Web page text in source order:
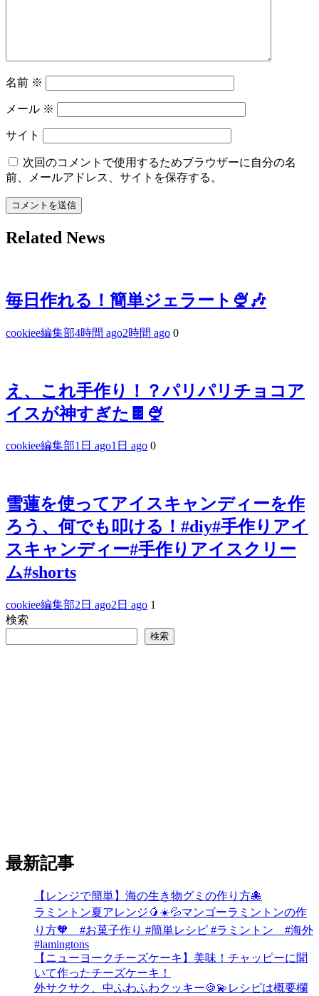
名前 ※
メール ※
サイト
次回のコメントで使用するためブラウザーに自分の名
前、メールアドレス、サイトを保存する。
Related News
毎日作れる！簡単ジェラート🍨🎶
cookiee編集部4時間 ago2時間 ago 0
え、これ手作り！？パリパリチョコア
イスが神すぎた🍫🍨
cookiee編集部1日 ago1日 ago 0
雪蓮を使ってアイスキャンディーを作
ろう、何でも叩ける！#diy#手作りアイ
スキャンディー#手作りアイスクリー
ム#shorts
cookiee編集部2日 ago2日 ago 1
検索
検索
最新記事
【レンジで簡単】海の生き物グミの作り方🐙
ラミントン夏アレンジ🥭☀️💦マンゴーラミントンの作
り方🧡 #お菓子作り #簡単レシピ #ラミントン #海外
#lamingtons
【ニューヨークチーズケーキ】美味！チャッピーに聞
いて作ったチーズケーキ！
外サクサク、中ふわふわクッキー🍪💫レシピは概要欄